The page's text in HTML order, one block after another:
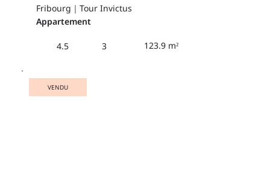
Fribourg｜Tour Invictus
Appartement
4.5 3 123.9 m²
VENDU